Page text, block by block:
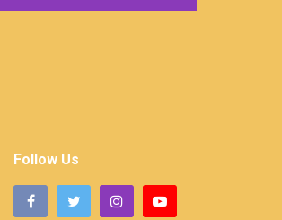
Follow Us